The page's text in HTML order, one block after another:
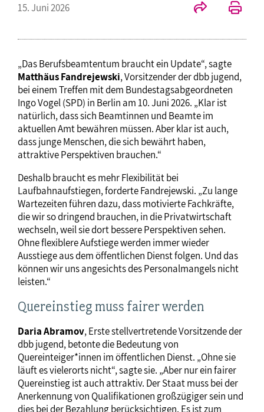
15. Juni 2026
„Das Berufsbeamtentum braucht ein Update“, sagte
Matthäus Fandrejewski, Vorsitzender der dbb jugend,
bei einem Treffen mit dem Bundestagsabgeordneten
Ingo Vogel (SPD) in Berlin am 10. Juni 2026. „Klar ist
natürlich, dass sich Beamtinnen und Beamte im
aktuellen Amt bewähren müssen. Aber klar ist auch,
dass junge Menschen, die sich bewährt haben,
attraktive Perspektiven brauchen.“
Deshalb braucht es mehr Flexibilität bei
Laufbahnaufstiegen, forderte Fandrejewski. „Zu lange
Wartezeiten führen dazu, dass motivierte Fachkräfte,
die wir so dringend brauchen, in die Privatwirtschaft
wechseln, weil sie dort bessere Perspektiven sehen.
Ohne flexiblere Aufstiege werden immer wieder
Ausstiege aus dem öffentlichen Dienst folgen. Und das
können wir uns angesichts des Personalmangels nicht
leisten.“
Quereinstieg muss fairer werden
Daria Abramov, Erste stellvertretende Vorsitzende der
dbb jugend, betonte die Bedeutung von
Quereinteiger*innen im öffentlichen Dienst. „Ohne sie
läuft es vielerorts nicht“, sagte sie. „Aber nur ein fairer
Quereinstieg ist auch attraktiv. Der Staat muss bei der
Anerkennung von Qualifikationen großzügiger sein und
dies bei der Bezahlung berücksichtigen. Es ist zum